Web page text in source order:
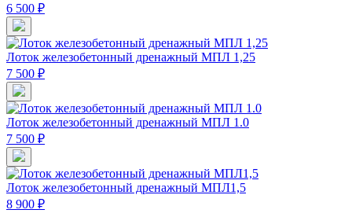
6 500 ₽
Лоток железобетонный дренажный МПЛ 1,25
7 500 ₽
Лоток железобетонный дренажный МПЛ 1.0
7 500 ₽
Лоток железобетонный дренажный МПЛ1,5
8 900 ₽